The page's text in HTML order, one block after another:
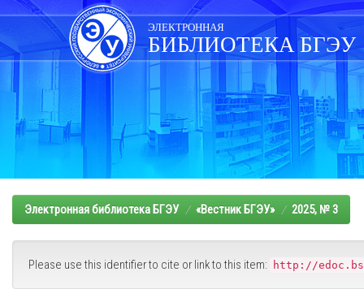
Skip
navigation
ЭЛЕКТРОННАЯ
БИБЛИОТЕКА БГЭУ
Электронная библиотека БГЭУ «Вестник БГЭУ» 2025, № 3
Please use this identifier to cite or link to this item: http://